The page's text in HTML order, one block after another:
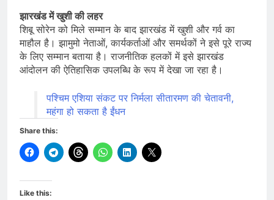
झारखंड में खुशी की लहर
शिबू सोरेन को मिले सम्मान के बाद झारखंड में खुशी और गर्व का
माहौल है। झामुमो नेताओं, कार्यकर्ताओं और समर्थकों ने इसे पूरे राज्य
के लिए सम्मान बताया है। राजनीतिक हलकों में इसे झारखंड
आंदोलन की ऐतिहासिक उपलब्धि के रूप में देखा जा रहा है।
पश्चिम एशिया संकट पर निर्मला सीतारमण की चेतावनी,
महंगा हो सकता है ईंधन
Share this:
Like this: